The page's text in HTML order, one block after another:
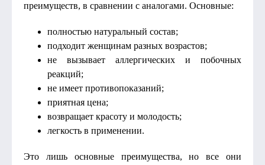
преимуществ, в сравнении с аналогами. Основные:
полностью натуральный состав;
подходит женщинам разных возрастов;
не вызывает аллергических и побочных
реакций;
не имеет противопоказаний;
приятная цена;
возвращает красоту и молодость;
легкость в применении.
Это лишь основные преимущества, но все они